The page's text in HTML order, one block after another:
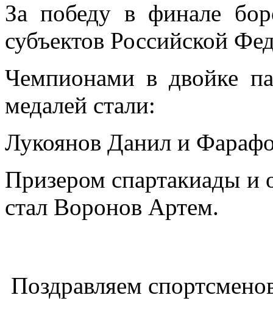
За победу в финале
субъектов Российской
Чемпионами в двойке
медалей стали:
Лукоянов Данил и
Призером спартакиады и
стал Воронов Артем.
Поздравляем